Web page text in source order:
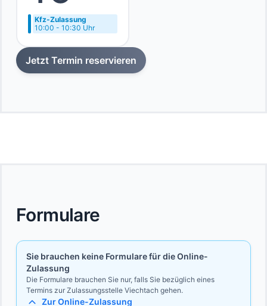
Kfz-Zulassung
10:00 - 10:30 Uhr
Jetzt Termin reservieren
Formulare
Sie brauchen keine Formulare für die Online-
Zulassung
Die Formulare brauchen Sie nur, falls Sie bezüglich eines
Termins zur Zulassungsstelle Viechtach gehen.
Zur Online-Zulassung